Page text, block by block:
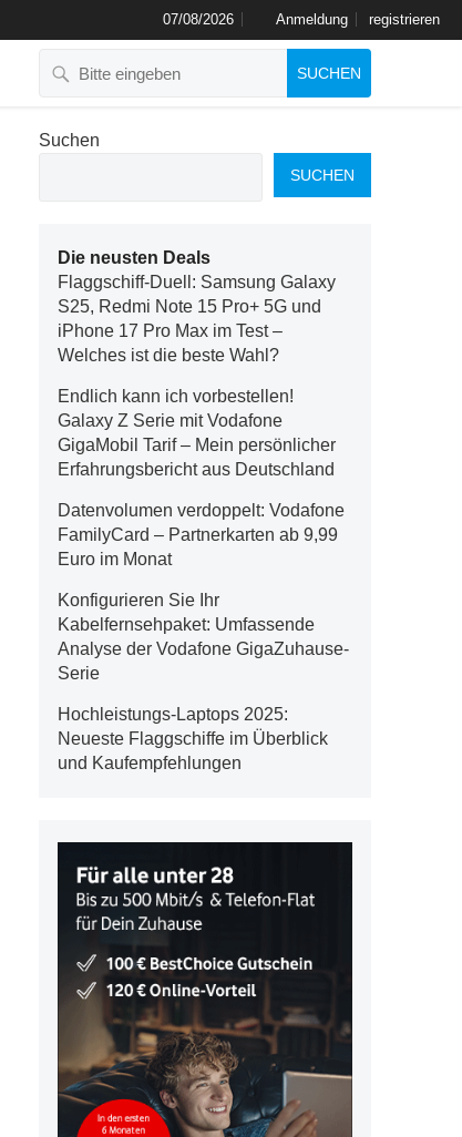
07/08/2026 Anmeldung registrieren
SUCHEN
Suchen
SUCHEN
Die neusten Deals
Flaggschiff-Duell: Samsung Galaxy
S25, Redmi Note 15 Pro+ 5G und
iPhone 17 Pro Max im Test –
Welches ist die beste Wahl?
Endlich kann ich vorbestellen!
Galaxy Z Serie mit Vodafone
GigaMobil Tarif – Mein persönlicher
Erfahrungsbericht aus Deutschland
Datenvolumen verdoppelt: Vodafone
FamilyCard – Partnerkarten ab 9,99
Euro im Monat
Konfigurieren Sie Ihr
Kabelfernsehpaket: Umfassende
Analyse der Vodafone GigaZuhause-
Serie
Hochleistungs-Laptops 2025:
Neueste Flaggschiffe im Überblick
und Kaufempfehlungen